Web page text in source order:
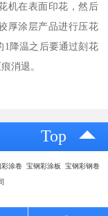
机在表面印花，然后
厚涂层产品进行压花
1降温之后要通过刻花
消退。
Top
涂卷 宝钢彩涂板 宝钢彩钢卷